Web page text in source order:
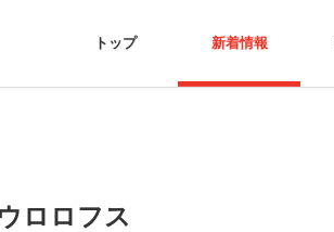
トップ 新着情報
ロロフス